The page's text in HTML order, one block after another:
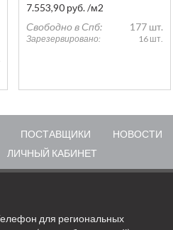
7.553,90 руб./м2
Свободно в Спб:
177 шт.
Зарезервировано: 16 шт.
ПОСТАВЩИКИ
НОВОСТИ
ЛИЧНЫЙ КАБИНЕТ
для региональных